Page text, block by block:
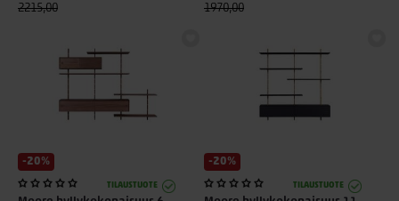
2215,00 1970,00
-20%
TILAUSTUOTE
-20%
TILAUSTUOTE